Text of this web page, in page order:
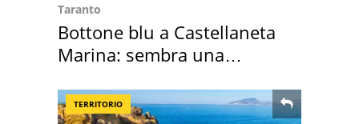
Taranto
Bottone blu a Castellaneta
Marina: sembra una
TERRITORIO